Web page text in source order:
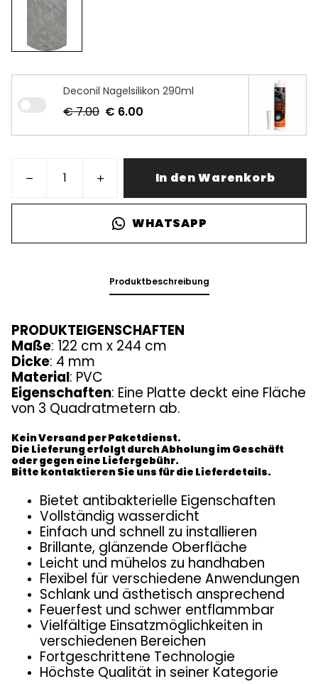
Deconil Nagelsilikon 290ml
€ 7.00 € 6.00
In den Warenkorb
WHATSAPP
Produktbeschreibung
PRODUKTEIGENSCHAFTEN
Maße: 122 cm x 244 cm
Dicke: 4 mm
Material: PVC
Eigenschaften: Eine Platte deckt eine Fläche
von 3 Quadratmetern ab.
Kein Versand per Paketdienst.
Die Lieferung erfolgt durch Abholung im Geschäft
oder gegen eine Liefergebühr.
Bitte kontaktieren Sie uns für die Lieferdetails.
Bietet antibakterielle Eigenschaften
Vollständig wasserdicht
Einfach und schnell zu installieren
Brillante, glänzende Oberfläche
Leicht und mühelos zu handhaben
Flexibel für verschiedene Anwendungen
Schlank und ästhetisch ansprechend
Feuerfest und schwer entflammbar
Vielfältige Einsatzmöglichkeiten in
verschiedenen Bereichen
Fortgeschrittene Technologie
Höchste Qualität in seiner Kategorie